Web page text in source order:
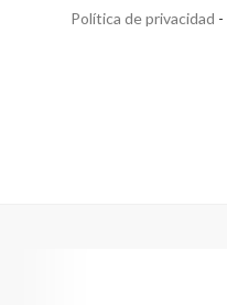
Política de privacidad -